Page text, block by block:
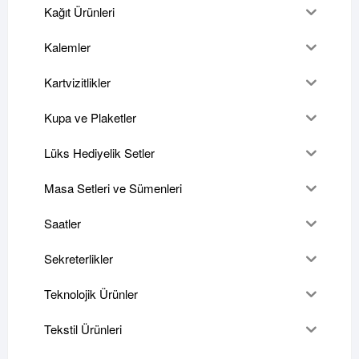
Kağıt Ürünleri
Kalemler
Kartvizitlikler
Kupa ve Plaketler
Lüks Hediyelik Setler
Masa Setleri ve Sümenleri
Saatler
Sekreterlikler
Teknolojik Ürünler
Tekstil Ürünleri